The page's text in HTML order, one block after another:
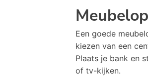
Een goede
kiezen van een
Plaats je bank en
of tv-kijken.